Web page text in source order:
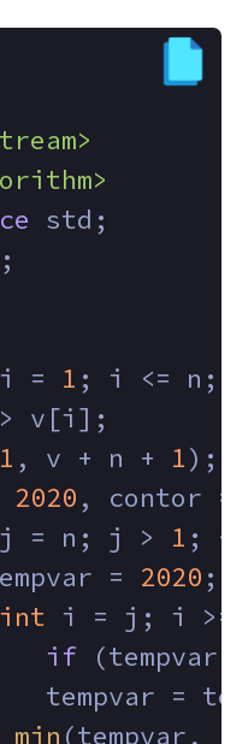
std;
i = 1 ; i <= n;
v[i];
1 , v + n + 1);
2020 , contor
j = n; j > 1 ;
= 2020 ;
int i = j; i
if (tempvar
min (tempvar,